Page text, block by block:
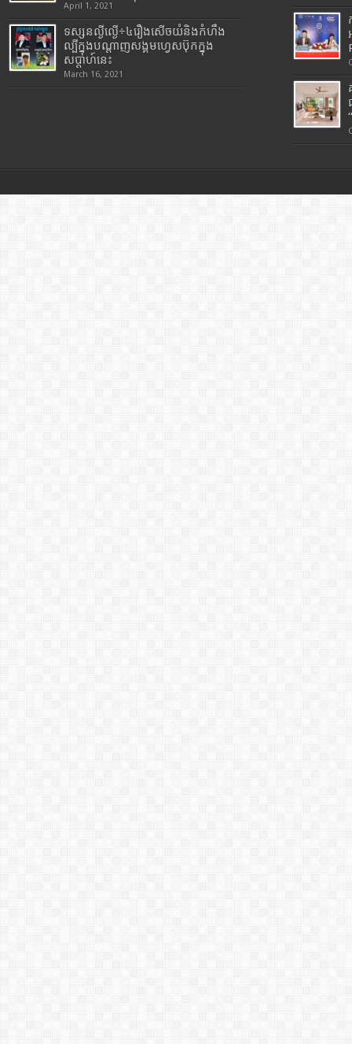
April 1, 2021
ទស្សនល្ងីល្ងើ÷៤រឿងសើចយំនិងកំហឹង
ល្បីក្នុងបណ្តាញសង្គមហ្វេសប៊ុកក្នុង
សប្តាហ៍នេះ
March 16, 2021